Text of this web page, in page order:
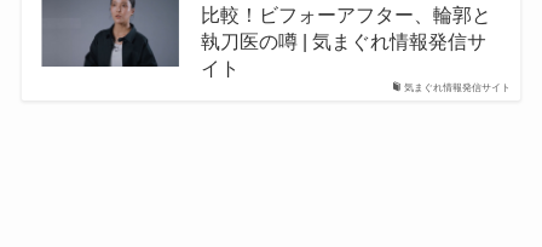
気まぐれ情報発信サイト
比較！ビフォーアフター、輪郭と
執刀医の噂 | 気まぐれ情報発信サ
イト